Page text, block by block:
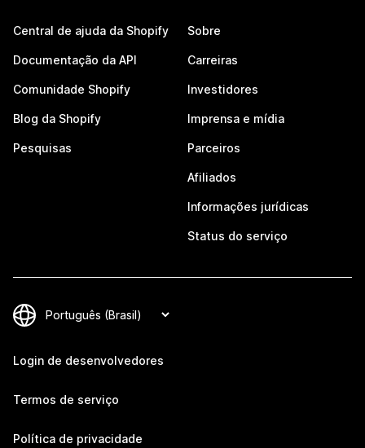
Central de ajuda da Shopify
Documentação da API
Comunidade Shopify
Blog da Shopify
Pesquisas
Sobre
Carreiras
Investidores
Imprensa e mídia
Parceiros
Afiliados
Informações jurídicas
Status do serviço
Login de desenvolvedores
Termos de serviço
Política de privacidade